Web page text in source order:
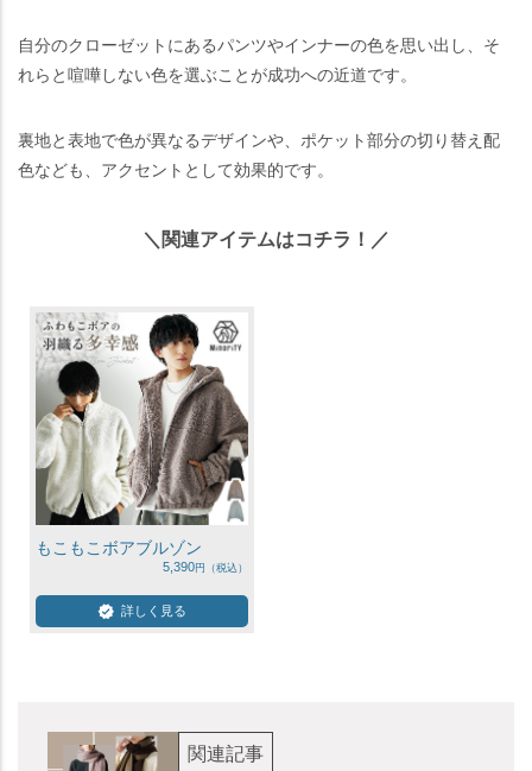
自分のクローゼットにあるパンツやインナーの色を思い出し、そ
れらと喧嘩しない色を選ぶことが成功への近道です。
裏地と表地で色が異なるデザインや、ポケット部分の切り替え配
色なども、アクセントとして効果的です。
＼関連アイテムはコチラ！／
もこもこボアブルゾン
5,390
詳しく見る
関連記事